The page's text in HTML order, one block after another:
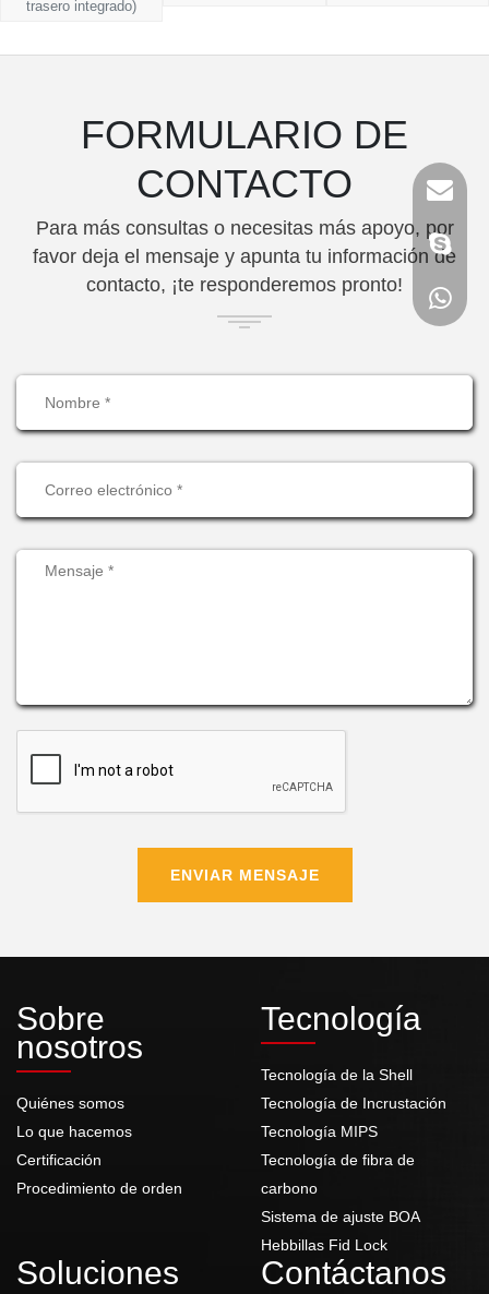
trasero integrado)
FORMULARIO DE
CONTACTO
Para más consultas o necesitas más apoyo, por
favor deja el mensaje y apunta tu información de
contacto, ¡te responderemos pronto!
ENVIAR MENSAJE
Sobre
nosotros
Quiénes somos
Lo que hacemos
Certificación
Procedimiento de orden
Tecnología
Tecnología de la Shell
Tecnología de Incrustación
Tecnología MIPS
Tecnología de fibra de
carbono
Sistema de ajuste BOA
Hebbillas Fid Lock
Soluciones Contáctanos